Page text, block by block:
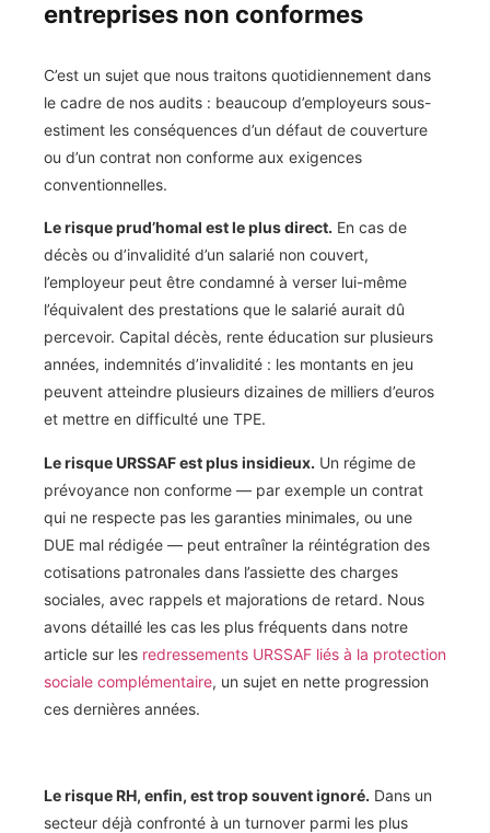
entreprises non conformes
C’est un sujet que nous traitons quotidiennement dans
le cadre de nos audits : beaucoup d’employeurs sous-
estiment les conséquences d’un défaut de couverture
ou d’un contrat non conforme aux exigences
conventionnelles.
Le risque prud’homal est le plus direct. En cas de
décès ou d’invalidité d’un salarié non couvert,
l’employeur peut être condamné à verser lui-même
l’équivalent des prestations que le salarié aurait dû
percevoir. Capital décès, rente éducation sur plusieurs
années, indemnités d’invalidité : les montants en jeu
peuvent atteindre plusieurs dizaines de milliers d’euros
et mettre en difficulté une TPE.
Le risque URSSAF est plus insidieux. Un régime de
prévoyance non conforme — par exemple un contrat
qui ne respecte pas les garanties minimales, ou une
DUE mal rédigée — peut entraîner la réintégration des
cotisations patronales dans l’assiette des charges
sociales, avec rappels et majorations de retard. Nous
avons détaillé les cas les plus fréquents dans notre
article sur les redressements URSSAF liés à la protection
sociale complémentaire, un sujet en nette progression
ces dernières années.
Le risque RH, enfin, est trop souvent ignoré. Dans un
secteur déjà confronté à un turnover parmi les plus